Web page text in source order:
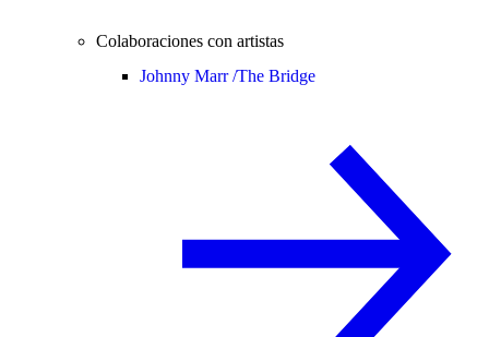
Colaboraciones con artistas
Johnny Marr /The Bridge